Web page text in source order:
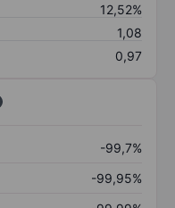
12,52%
1,08
0,97
-99,7%
-99,95%